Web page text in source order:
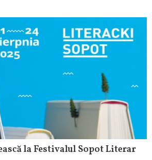
la Festivalul Sopot Literar